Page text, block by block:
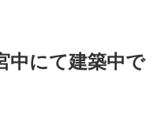
中にて建築中で